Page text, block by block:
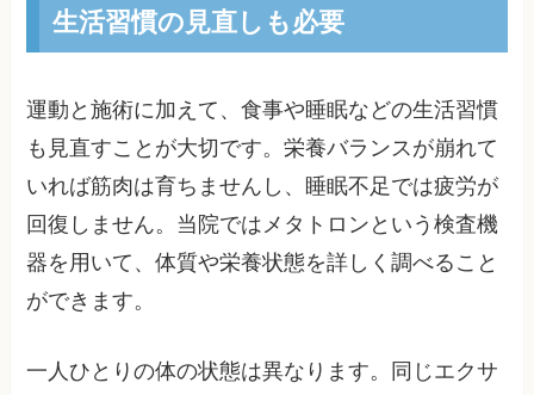
生活習慣の見直しも必要
運動と施術に加えて、食事や睡眠などの生活習慣
も見直すことが大切です。栄養バランスが崩れて
いれば筋肉は育ちませんし、睡眠不足では疲労が
回復しません。当院ではメタトロンという検査機
器を用いて、体質や栄養状態を詳しく調べること
ができます。
一人ひとりの体の状態は異なります。同じエクサ